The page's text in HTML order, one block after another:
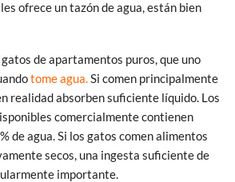
les ofrece un tazón de agua, están bien
de apartamentos puros, que uno
tome agua.Si comen principalmente
realidad absorben suficiente líquido. Los
comercialmente contienen
de agua. Si los gatos comen alimentos
secos, una ingesta suficiente de
importante.